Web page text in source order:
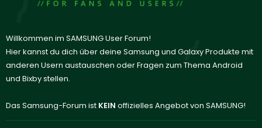
Willkommen im SAMSUNG User Forum!
Hier kannst du dich über deine Samsung und Galaxy Produkte mit
anderen Usern austauschen oder Fragen zum Thema Android
und Bixby stellen.
Das Samsung-Forum ist KEIN offizielles Angebot von SAMSUNG!